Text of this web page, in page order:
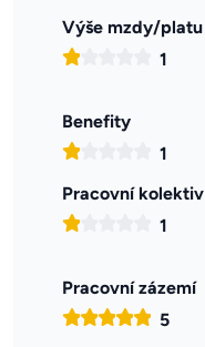
Výše mzdy/platu
1
Benefity
1
Pracovní kolektiv
1
Pracovní zázemí
5